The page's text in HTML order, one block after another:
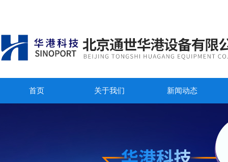
首页 关于我们 新闻动态